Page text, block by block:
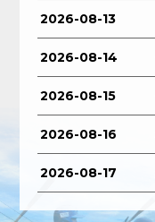
2026-08-13
2026-08-14
2026-08-15
2026-08-16
2026-08-17